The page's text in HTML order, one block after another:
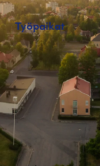
Työpaikat